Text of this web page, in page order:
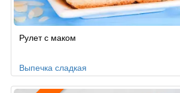
поРулет с маком
Выпечка сладкая